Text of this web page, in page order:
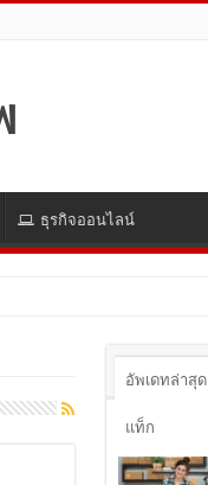
ธุรกิจออนไลน์
อัพเดทล่าสุด
แท็ก